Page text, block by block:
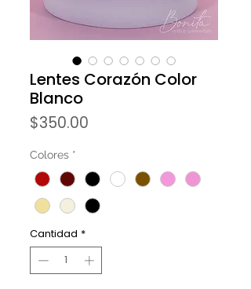
Lentes Corazón Color
Blanco
$350.00
Colores *
Cantidad *